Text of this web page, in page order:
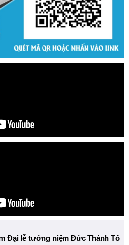
Đại lễ tưởng niệm Đức Thánh Tổ